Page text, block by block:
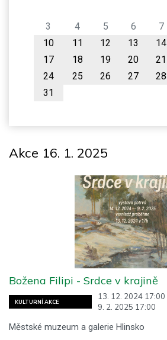
3
4 5 6 7
10
11 12 13 14
17
18 19 20 21
24
25 26 27 28
31
Akce 16. 1. 2025
KULTURNÍ AKCE
13. 12. 2024 17:00
9. 2. 2025 17:00
Božena Filipi - Srdce v krajině
Městské muzeum a galerie Hlinsko